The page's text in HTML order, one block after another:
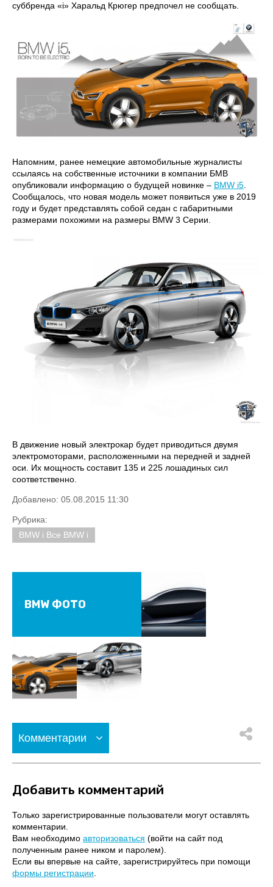
суббренда «i» Харальд Крюгер предпочел не сообщать.
Напомним, ранее немецкие автомобильные журналисты
ссылаясь на собственные источники в компании БМВ
опубликовали информацию о будущей новинке – BMW i5.
Сообщалось, что новая модель может появиться уже в 2019
году и будет представлять собой седан с габаритными
размерами похожими на размеры BMW 3 Серии.
В движение новый электрокар будет приводиться двумя
электромоторами, расположенными на передней и задней
оси. Их мощность составит 135 и 225 лошадиных сил
соответственно.
Добавлено: 05.08.2015 11:30
Рубрика:
BMW i Все BMW i
BMW ФОТО
Комментарии
Добавить комментарий
Только зарегистрированные пользователи могут оставлять
комментарии.
Вам необходимо авторизоваться (войти на сайт под
полученным ранее ником и паролем).
Если вы впервые на сайте, зарегистрируйтесь при помощи
формы регистрации.